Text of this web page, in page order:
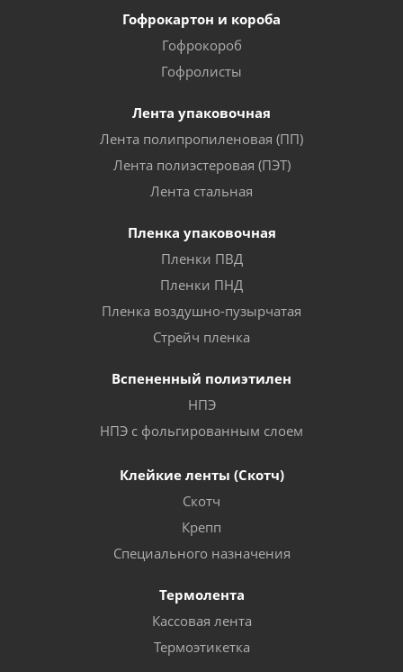
Гофрокартон и короба
Гофрокороб
Гофролисты
Лента упаковочная
Лента полипропиленовая (ПП)
Лента полиэстеровая (ПЭТ)
Лента стальная
Пленка упаковочная
Пленки ПВД
Пленки ПНД
Пленка воздушно-пузырчатая
Стрейч пленка
Вспененный полиэтилен
НПЭ
НПЭ с фольгированным слоем
Клейкие ленты (Скотч)
Скотч
Крепп
Специального назначения
Термолента
Кассовая лента
Термоэтикетка